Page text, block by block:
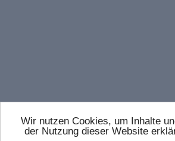
Wir nutzen Cookies, um Inhalte
der Nutzung dieser Website